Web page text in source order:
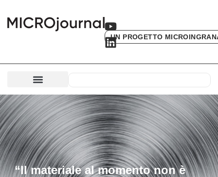
UN PROGETTO
“Il materiale al momento non è